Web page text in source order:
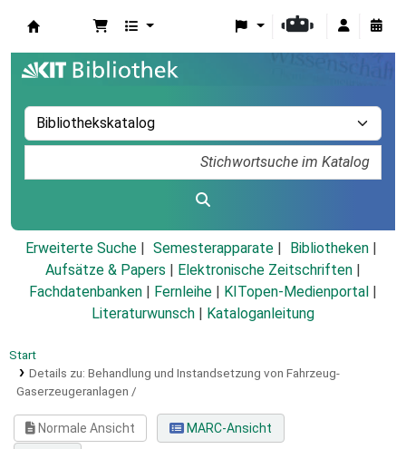
Erweiterte Suche Semesterapparate
Bibliotheken
Aufsätze & Papers
Elektronische Zeitschriften
Fachdatenbanken
Fernleihe KITopen-Medienportal
Literaturwunsch
Kataloganleitung
Start
Details zu: Behandlung und Instandsetzung von Fahrzeug-
Gaserzeugeranlagen /
Normale Ansicht
MARC-Ansicht